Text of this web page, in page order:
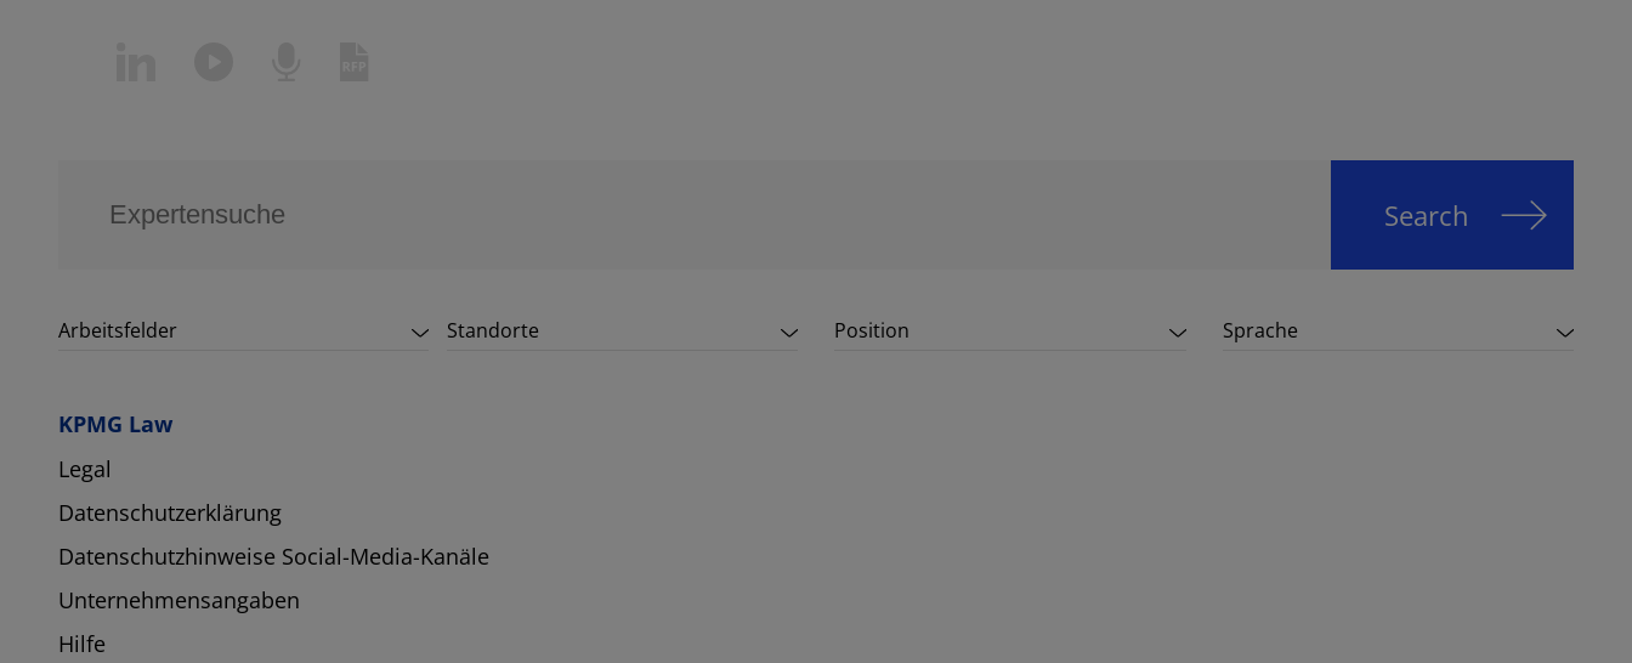
Search
Arbeitsfelder Standorte Position Sprache
KPMG Law
Legal
Datenschutzerklärung
Datenschutzhinweise Social-Media-Kanäle
Unternehmensangaben
Hilfe